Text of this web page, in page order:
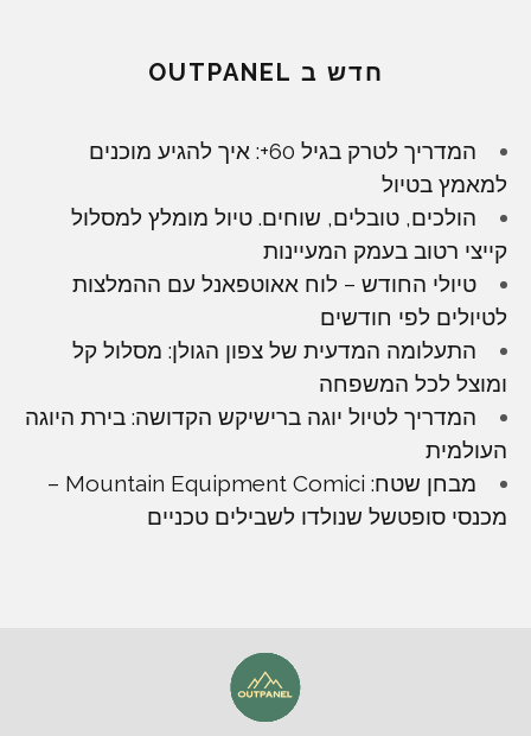
חדש ב OUTPANEL
המדריך לטרק בגיל 60+: איך להגיע מוכנים
למאמץ בטיול
הולכים, טובלים, שוחים. טיול מומלץ למסלול
קייצי רטוב בעמק המעיינות
טיולי החודש – לוח אאוטפאנל עם ההמלצות
לטיולים לפי חודשים
התעלומה המדעית של צפון הגולן: מסלול קל
ומוצל לכל המשפחה
המדריך לטיול יוגה ברישיקש הקדושה: בירת היוגה
העולמית
מבחן שטח: Mountain Equipment Comici –
מכנסי סופטשל שנולדו לשבילים טכניים